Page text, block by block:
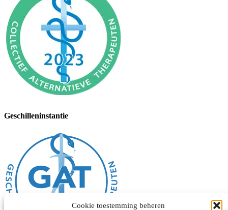
Cookie toestemming beheren
Geschilleninstantie